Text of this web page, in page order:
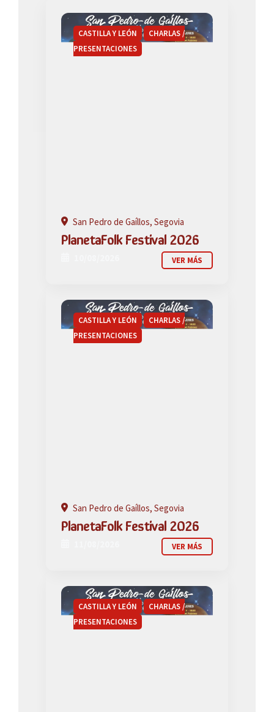
CASTILLA Y LEÓN
CHARLAS /
PRESENTACIONES
San Pedro de Gaíllos, Segovia
PlanetaFolk Festival 2026
VER MÁS
CASTILLA Y LEÓN
CHARLAS /
PRESENTACIONES
San Pedro de Gaíllos, Segovia
PlanetaFolk Festival 2026
VER MÁS
CASTILLA Y LEÓN
CHARLAS /
PRESENTACIONES